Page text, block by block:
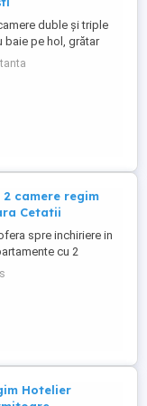
duble și triple
baie pe hol, grătar
proprie , prețuri
pe noapte,telefon
camere regim
Cetatii
spre inchiriere in
cu 2
proprie. (4
apartament) 1
baie si
locuri cazare) Fiecare
Hotelier